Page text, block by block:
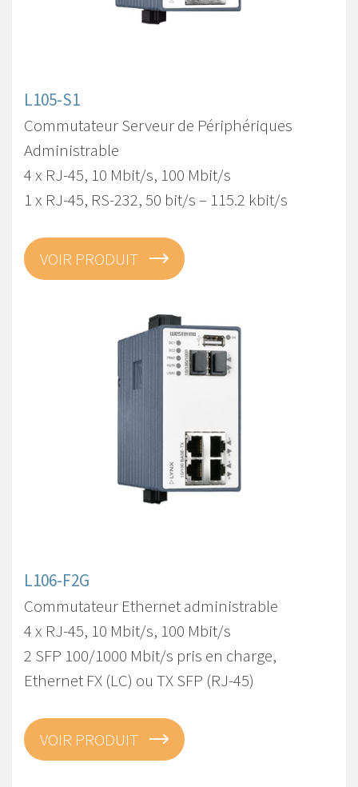
L105-S1
Commutateur Serveur de Périphériques
Administrable
4 x RJ-45, 10 Mbit/s, 100 Mbit/s
1 x RJ-45, RS-232, 50 bit/s – 115.2 kbit/s
VOIR PRODUIT
L106-F2G
Commutateur Ethernet administrable
4 x RJ-45, 10 Mbit/s, 100 Mbit/s
2 SFP 100/1000 Mbit/s pris en charge,
Ethernet FX (LC) ou TX SFP (RJ-45)
VOIR PRODUIT